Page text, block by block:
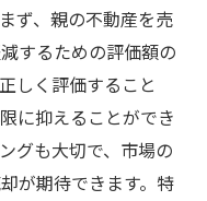
ず、親の不動産を売
するための評価額の
しく評価すること
に抑えることができ
グも大切で、市場の
が期待できます。特